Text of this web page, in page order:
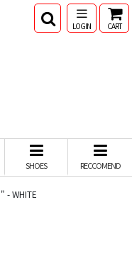
LOGIN CART
SHOES RECCOMEND
- WHITE